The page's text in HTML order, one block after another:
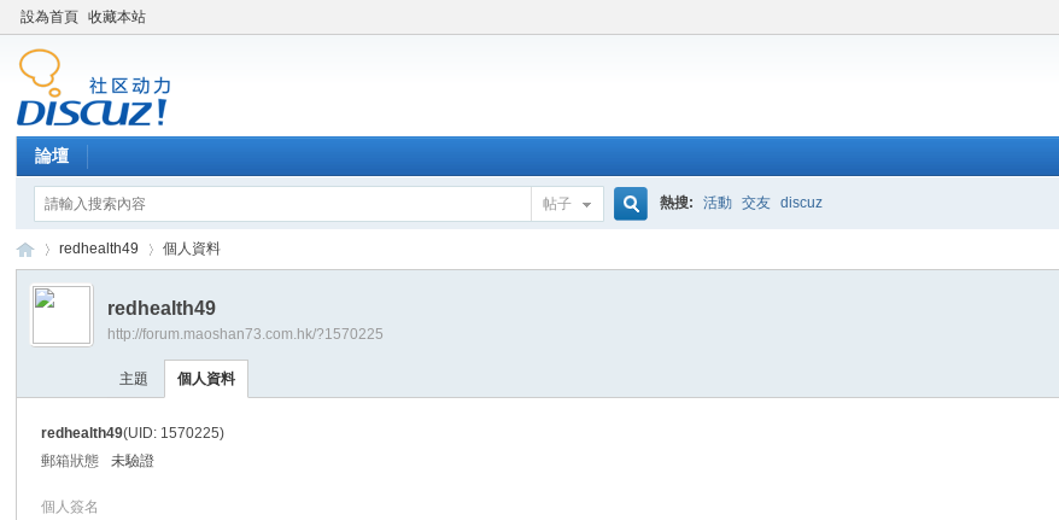
設為首頁 收藏本站
論壇
帖子 熱搜: 活動 交友 discuz
›
redhealth49 個人資料
redhealth49
http://forum.maoshan73.com.hk/?1570225
主題 個人資料
redhealth49(UID: 1570225)
郵箱狀態
未驗證
個人簽名